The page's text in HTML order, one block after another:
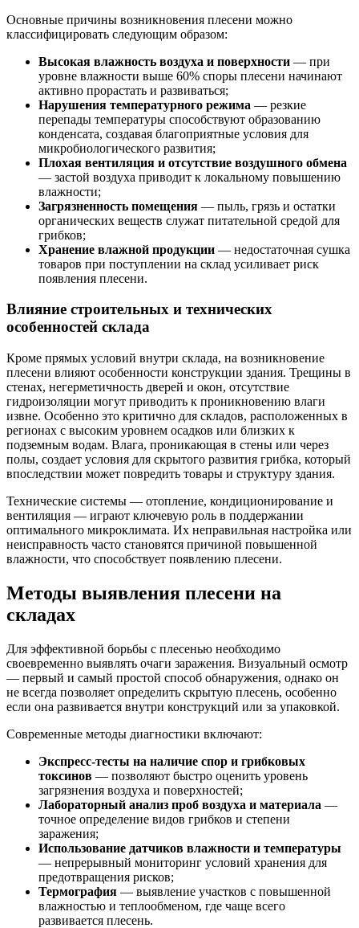
Основные причины возникновения плесени можно
классифицировать следующим образом:
Высокая влажность воздуха и поверхности — при
уровне влажности выше 60% споры плесени начинают
активно прорастать и развиваться;
Нарушения температурного режима — резкие
перепады температуры способствуют образованию
конденсата, создавая благоприятные условия для
микробиологического развития;
Плохая вентиляция и отсутствие воздушного обмена
— застой воздуха приводит к локальному повышению
влажности;
Загрязненность помещения — пыль, грязь и остатки
органических веществ служат питательной средой для
грибков;
Хранение влажной продукции — недостаточная сушка
товаров при поступлении на склад усиливает риск
появления плесени.
Влияние строительных и технических
особенностей склада
Кроме прямых условий внутри склада, на возникновение
плесени влияют особенности конструкции здания. Трещины в
стенах, негерметичность дверей и окон, отсутствие
гидроизоляции могут приводить к проникновению влаги
извне. Особенно это критично для складов, расположенных в
регионах с высоким уровнем осадков или близких к
подземным водам. Влага, проникающая в стены или через
полы, создает условия для скрытого развития грибка, который
впоследствии может повредить товары и структуру здания.
Технические системы — отопление, кондиционирование и
вентиляция — играют ключевую роль в поддержании
оптимального микроклимата. Их неправильная настройка или
неисправность часто становятся причиной повышенной
влажности, что способствует появлению плесени.
Методы выявления плесени на
складах
Для эффективной борьбы с плесенью необходимо
своевременно выявлять очаги заражения. Визуальный осмотр
— первый и самый простой способ обнаружения, однако он
не всегда позволяет определить скрытую плесень, особенно
если она развивается внутри конструкций или за упаковкой.
Современные методы диагностики включают:
Экспресс-тесты на наличие спор и грибковых
токсинов — позволяют быстро оценить уровень
загрязнения воздуха и поверхностей;
Лабораторный анализ проб воздуха и материала —
точное определение видов грибков и степени
заражения;
Использование датчиков влажности и температуры
— непрерывный мониторинг условий хранения для
предотвращения рисков;
Термография — выявление участков с повышенной
влажностью и теплообменом, где чаще всего
развивается плесень.